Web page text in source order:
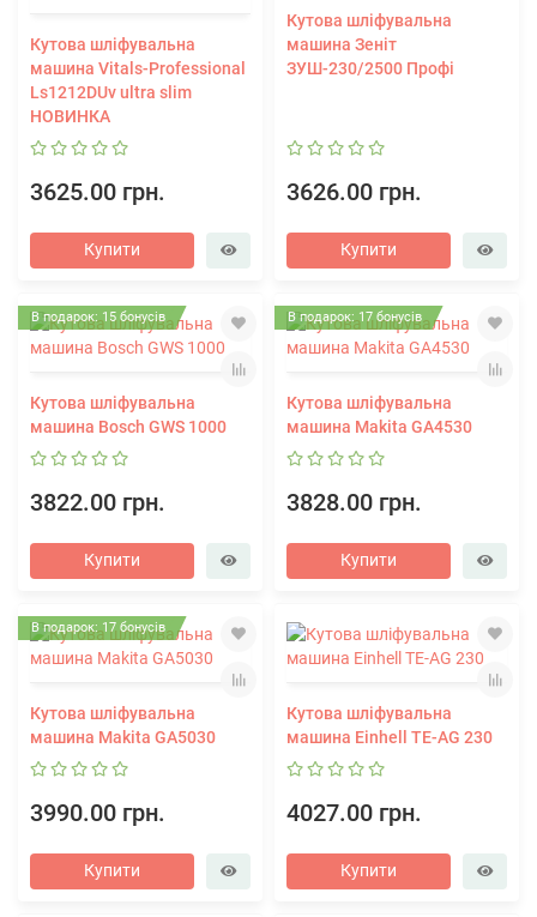
Кутова шліфувальна
машина Vitals-Professional
Ls1212DUv ultra slim
НОВИНКА
3625.00 грн.
Купити
Кутова шліфувальна
машина Зеніт
ЗУШ-230/2500 Профі
3626.00 грн.
Купити
В подарок: 15 бонусів
Кутова шліфувальна
машина Bosch GWS 1000
3822.00 грн.
Купити
В подарок: 17 бонусів
Кутова шліфувальна
машина Makita GA4530
3828.00 грн.
Купити
В подарок: 17 бонусів
Кутова шліфувальна
машина Makita GA5030
3990.00 грн.
Купити
Кутова шліфувальна
машина Einhell TE-AG 230
4027.00 грн.
Купити